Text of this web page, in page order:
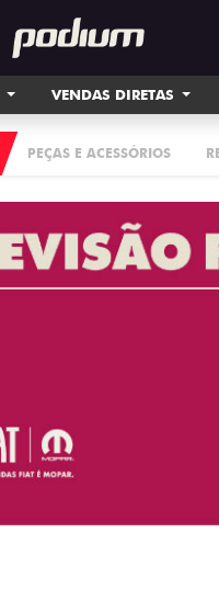
VENDAS DIRETAS
PEÇAS E ACESSÓRIOS